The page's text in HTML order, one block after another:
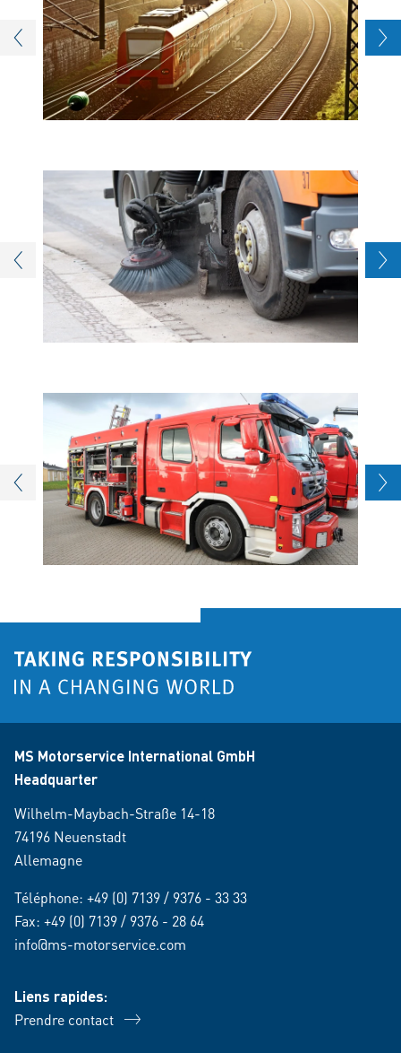
MS Motorservice International GmbH
Headquarter
Wilhelm-Maybach-Straße 14-18
74196 Neuenstadt
Allemagne
Téléphone: +49 (0) 7139 / 9376 - 33 33
Fax: +49 (0) 7139 / 9376 - 28 64
info@ms-motorservice.com
Liens rapides:
Prendre contact